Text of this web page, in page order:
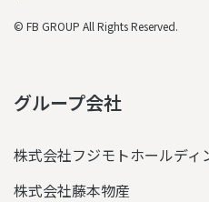
© FB GROUP All Rights Reserved.
グループ会社
株式会社フジモトホールディ
株式会社藤本物産